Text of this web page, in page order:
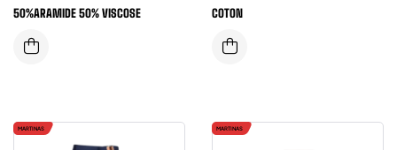
50%ARAMIDE 50% VISCOSE
COTON
MARTINAS MARTINAS